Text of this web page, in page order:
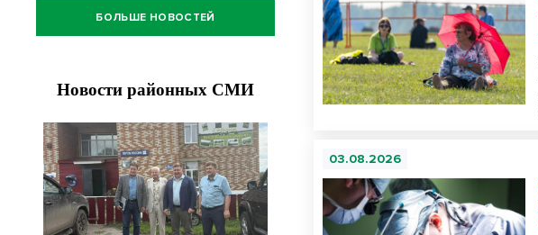
03.08.2026
БОЛЬШЕ НОВОСТЕЙ